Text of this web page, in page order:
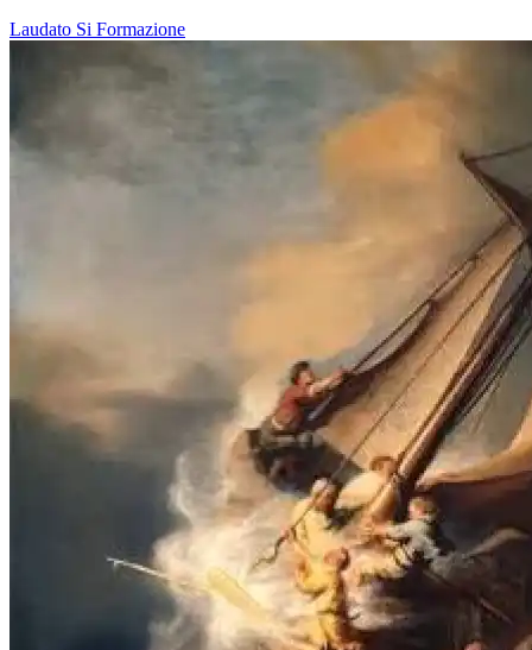
Laudato Si Formazione